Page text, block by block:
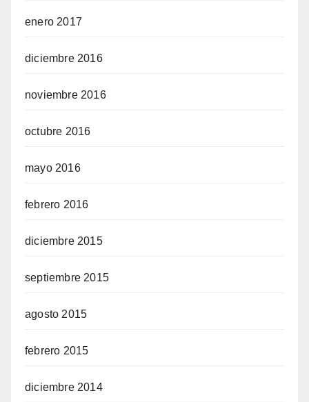
enero 2017
diciembre 2016
noviembre 2016
octubre 2016
mayo 2016
febrero 2016
diciembre 2015
septiembre 2015
agosto 2015
febrero 2015
diciembre 2014